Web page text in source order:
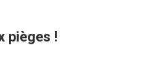
pièges !